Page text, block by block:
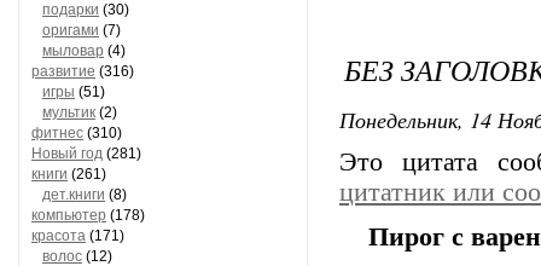
подарки (30)
оригами (7)
мыловар (4)
развитие (316)
игры (51)
мультик (2)
фитнес (310)
Новый год (281)
книги (261)
дет.книги (8)
компьютер (178)
красота (171)
волос (12)
БЕЗ
Понедельник, 14
Это цитата
цитатник или
Пирог с